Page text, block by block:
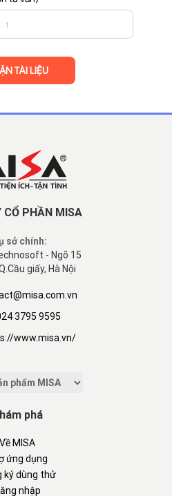
CỔ PHẦN MISA
sở chính:
- Ngõ 15
giấy, Hà Nội
3795 9595
www.misa.vn/
phá
Về MISA
ứng dụng
ký dùng thử
nhập